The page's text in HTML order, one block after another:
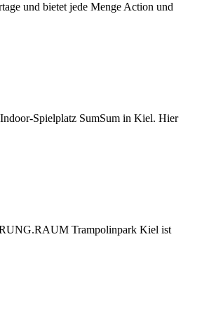
und bietet jede Menge Action und
Spielplatz SumSum in Kiel. Hier
Trampolinpark Kiel ist